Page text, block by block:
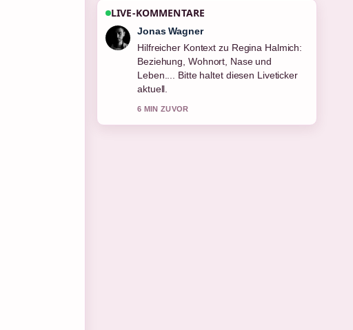
LIVE-KOMMENTARE
Lena Schmidt
Die Berichterstattung zu Alexander
Gerst: Leben, Karriere und Gehalt
des... wirkt solide und sehr gut
nachvollziehbar.
8 MIN ZUVOR